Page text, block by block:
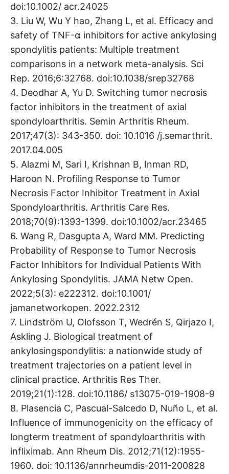
doi:10.1002/ acr.24025
3. Liu W, Wu Y hao, Zhang L, et al. Efficacy and
safety of TNF-α inhibitors for active ankylosing
spondylitis patients: Multiple treatment
comparisons in a network meta-analysis. Sci
Rep. 2016;6:32768. doi:10.1038/srep32768
4. Deodhar A, Yu D. Switching tumor necrosis
factor inhibitors in the treatment of axial
spondyloarthritis. Semin Arthritis Rheum.
2017;47(3): 343-350. doi: 10.1016 /j.semarthrit.
2017.04.005
5. Alazmi M, Sari I, Krishnan B, Inman RD,
Haroon N. Profiling Response to Tumor
Necrosis Factor Inhibitor Treatment in Axial
Spondyloarthritis. Arthritis Care Res.
2018;70(9):1393-1399. doi:10.1002/acr.23465
6. Wang R, Dasgupta A, Ward MM. Predicting
Probability of Response to Tumor Necrosis
Factor Inhibitors for Individual Patients With
Ankylosing Spondylitis. JAMA Netw Open.
2022;5(3): e222312. doi:10.1001/
jamanetworkopen. 2022.2312
7. Lindström U, Olofsson T, Wedrén S, Qirjazo I,
Askling J. Biological treatment of
ankylosingspondylitis: a nationwide study of
treatment trajectories on a patient level in
clinical practice. Arthritis Res Ther.
2019;21(1):128. doi:10.1186/ s13075-019-1908-9
8. Plasencia C, Pascual-Salcedo D, Nuño L, et al.
Influence of immunogenicity on the efficacy of
longterm treatment of spondyloarthritis with
infliximab. Ann Rheum Dis. 2012;71(12):1955-
1960. doi: 10.1136/annrheumdis-2011-200828